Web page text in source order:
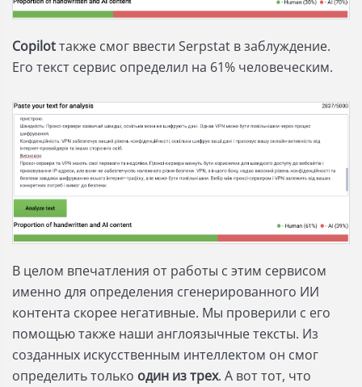
Copilotтакже смог ввести Serpstat в заблуждение.
Его текст сервис определил на 61% человеческим.
В целом впечатления от работы с этим сервисом
именно для определения сгенерированного ИИ
контента скорее негативные. Мы проверили с его
помощью также наши англоязычные тексты. Из
созданных искусственным интеллектом он смог
определить только один из трех. А вот тот, что